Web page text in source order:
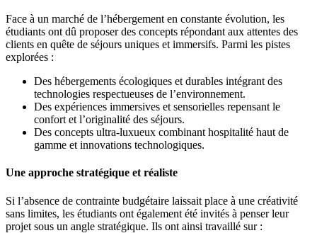
Face à un marché de l’hébergement en constante évolution, les
étudiants ont dû proposer des concepts répondant aux attentes des
clients en quête de séjours uniques et immersifs. Parmi les pistes
explorées :
Des hébergements écologiques et durables intégrant des
technologies respectueuses de l’environnement.
Des expériences immersives et sensorielles repensant le
confort et l’originalité des séjours.
Des concepts ultra-luxueux combinant hospitalité haut de
gamme et innovations technologiques.
Une approche stratégique et réaliste
Si l’absence de contrainte budgétaire laissait place à une créativité
sans limites, les étudiants ont également été invités à penser leur
projet sous un angle stratégique. Ils ont ainsi travaillé sur :